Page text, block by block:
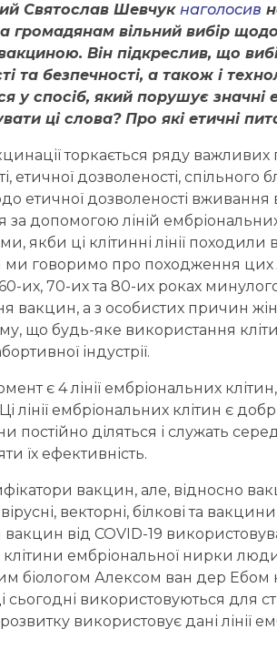
Святослав Шевчук наголосив
громадянам вільний вибір
Він підкреслив, що
та безпечності, а також і
у спосіб, який порушує значні
ці слова? Про які етичні
торкається ряду важливих
етичної дозволеності, спільного
етичної дозволеності вживання
за допомогою ліній
якби ці клітинні лінії
говоримо про походження цих
их, 70-их та 80-их роках
вакцин, а з особистих причин
що будь-яке використання
індустрії.
є 4 лінії ембріональних
лінії ембріональних клітин є
постійно діляться і служать
їх ефективність.
вакцин, але, відносно
векторні, білкові та
від COVID-19
клітини ембріональної нирки
біологом Алексом ван дер Ебом
сьогодні використовуються
розвитку використовує дані